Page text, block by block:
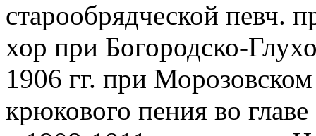
старообрядческой певч.
хор при Богородско-
1906 гг. при
крюкового пения во